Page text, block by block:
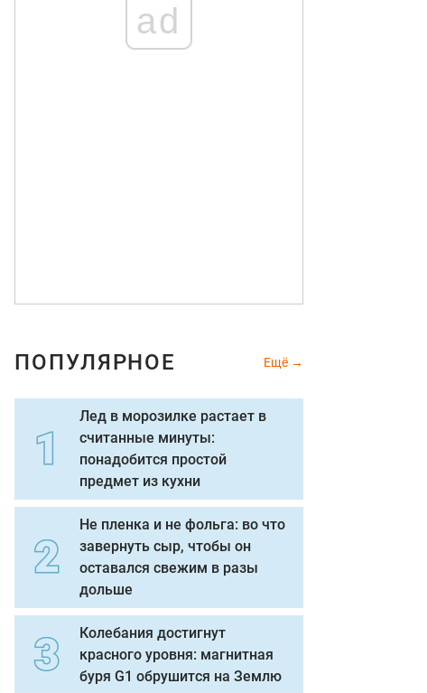
ad
ПОПУЛЯРНОЕ Ещё
Лед в морозилке растает в
считанные минуты:
понадобится простой
предмет из кухни
Не пленка и не фольга: во что
завернуть сыр, чтобы он
оставался свежим в разы
дольше
Колебания достигнут
красного уровня: магнитная
буря G1 обрушится на Землю